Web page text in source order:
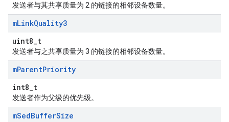
发送者与其共享质量为 2 的链接的相邻设备数量。
mLinkQuality3
uint8_t
发送者与之共享质量为 3 的链接的相邻设备数量。
mParentPriority
int8_t
发送者作为父级的优先级。
mSedBufferSize